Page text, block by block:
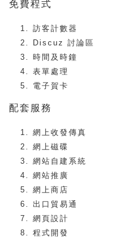
免費程式
訪客計數器
Discuz 討論區
時間及時鐘
表單處理
電子賀卡
配套服務
網上收發傳真
網上磁碟
網站自建系統
網站推廣
網上商店
出口貿易通
網頁設計
程式開發